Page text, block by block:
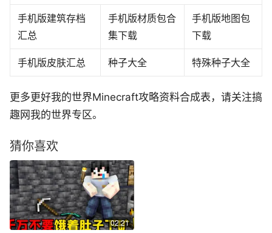
手机版建筑存档
汇总
手机版材质包合
集下载
手机版地图包
下载
手机版皮肤汇总 种子大全 特殊种子大全
更多更好我的世界Minecraft攻略资料合成表，请关注搞
趣网我的世界专区。
猜你喜欢
02:21